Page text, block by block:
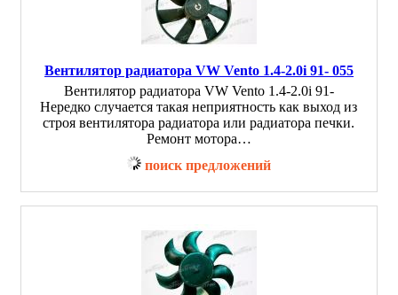
Вентилятор радиатора VW Vento 1.4-2.0i 91- 055
Вентилятор радиатора VW Vento 1.4-2.0i 91-
Нередко случается такая неприятность как выход из
строя вентилятора радиатора или радиатора печки.
Ремонт мотора…
поиск предложений